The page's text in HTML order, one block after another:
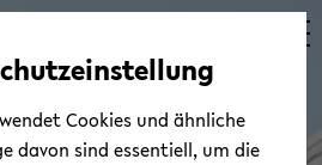
Automatische
vermeiden
zum
wechseln
zum
wechseln
zum
wechseln
Cookies und ähnliche
davon sind essentiell, um die